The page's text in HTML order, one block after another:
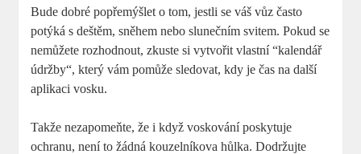
Bude dobré popřemýšlet o tom,⁣ jestli​ se‌ váš vůz často
potýká s deštěm, sněhem nebo slunečním svitem. Pokud se
nemůžete rozhodnout, zkuste si vytvořit vlastní ⁤“kalendář
údržby“, který vám ⁣pomůže sledovat, kdy je čas na ‍další
aplikaci vosku.
Takže nezapomeňte, že i když voskování poskytuje
ochranu, není ⁢to ‍žádná kouzelníkova‌ hůlka. Dodržujte